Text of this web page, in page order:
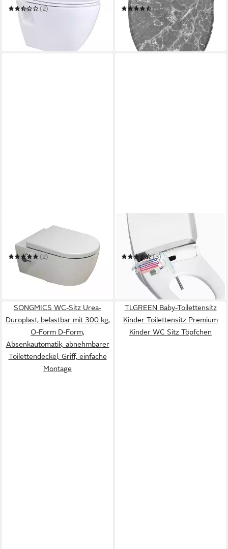
(2)
169,00 €
-48%
in 6-7 Werktagen bei dir
Release
(24)
49,99 € UVP 69,99 €
-29%
in 2-3 Werktagen bei dir
Dusch-WC Taharet WC mit
Armatur & abnehmbaren
Softclose WC-Sitz
(2)
259,99 €
MEWATEC
Dusch-WC-Sitz Dusch-WC
Aufsatz E900
(3)
702,40 € UVP 1.053,60 €
in 2-3 Werktagen bei dir
SONGMICS WC-Sitz Urea-
Duroplast, belastbar mit 300 kg,
O-Form D-Form,
Absenkautomatik, abnehmbarer
Toilettendeckel, Griff, einfache
Montage
TLGREEN Baby-Toilettensitz
Kinder Toilettensitz Premium
Kinder WC Sitz Töpfchen